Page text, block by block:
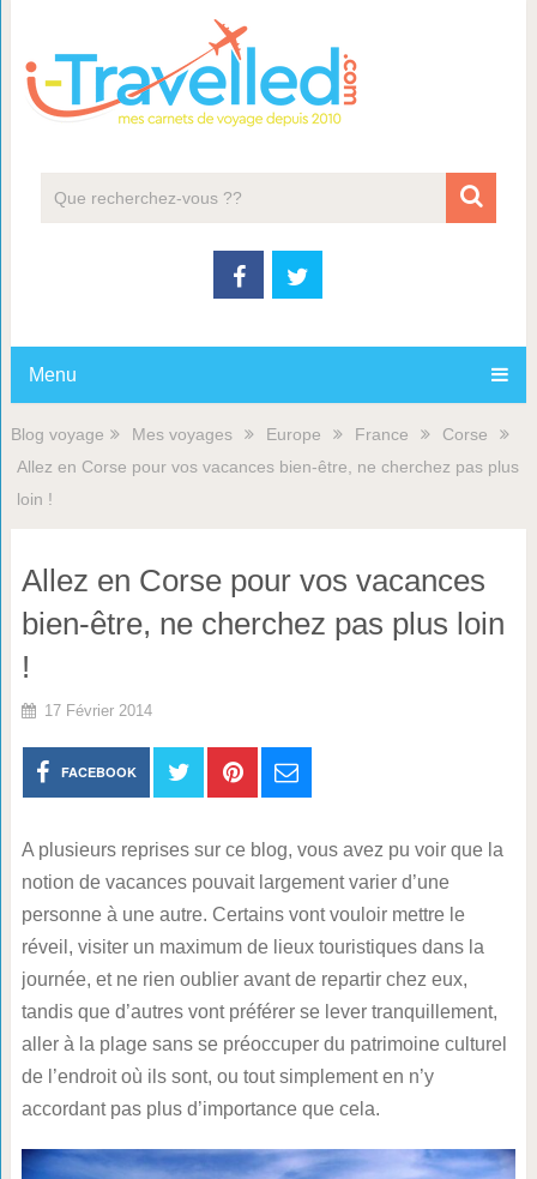
Menu
Blog voyage Mes voyages Europe France
Corse
Allez en Corse pour vos vacances bien-être, ne cherchez pas plus
loin !
Allez en Corse pour vos vacances
bien-être, ne cherchez pas plus loin
!
17 Février 2014
FACEBOOK
A plusieurs reprises sur ce blog, vous avez pu voir que la
notion de vacances pouvait largement varier d’une
personne à une autre. Certains vont vouloir mettre le
réveil, visiter un maximum de lieux touristiques dans la
journée, et ne rien oublier avant de repartir chez eux,
tandis que d’autres vont préférer se lever tranquillement,
aller à la plage sans se préoccuper du patrimoine culturel
de l’endroit où ils sont, ou tout simplement en n’y
accordant pas plus d’importance que cela.